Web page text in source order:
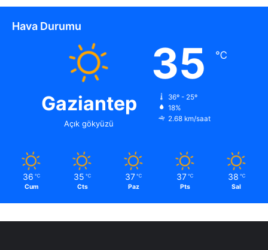
Hava Durumu
Gaziantep
Açık gökyüzü
35 ℃
36º - 25º
18%
2.68 km/saat
36 ℃
Cum
35 ℃
Cts
37 ℃
Paz
37 ℃
Pts
38 ℃
Sal